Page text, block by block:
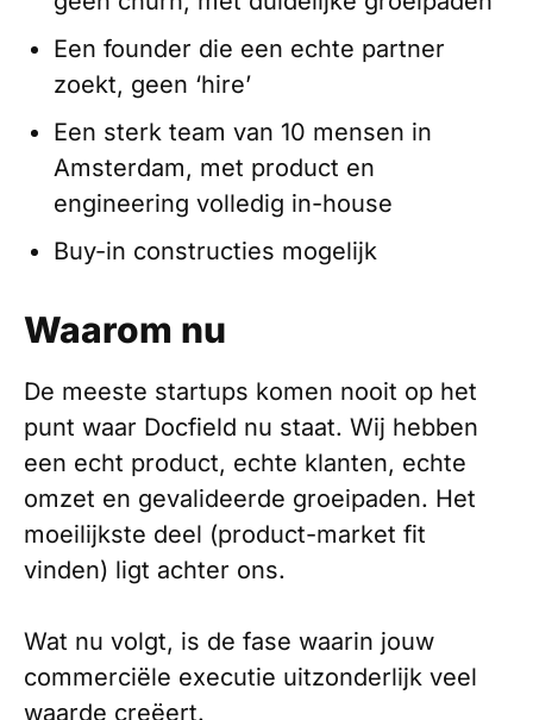
Een founder die een echte partner
zoekt, geen ‘hire’
Een sterk team van 10 mensen in
Amsterdam, met product en
engineering volledig in-house
Buy-in constructies mogelijk
Waarom nu
De meeste startups komen nooit op het
punt waar Docfield nu staat. Wij hebben
een echt product, echte klanten, echte
omzet en gevalideerde groeipaden. Het
moeilijkste deel (product-market fit
vinden) ligt achter ons.
Wat nu volgt, is de fase waarin jouw
commerciële executie uitzonderlijk veel
waarde creëert.